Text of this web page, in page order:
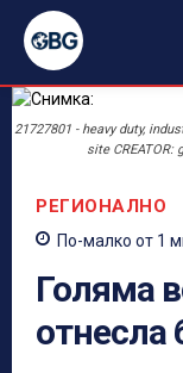
21727801 - heavy duty,
site CREATOR:
РЕГИОНАЛНО
По-малко от 1
Голяма
отнесла